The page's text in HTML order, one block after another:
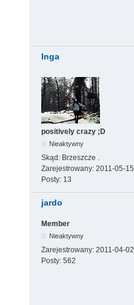
Inga
positively crazy ;D
Nieaktywny
Skąd: Brzeszcze .
Zarejestrowany: 2011-05-15
Posty: 13
jardo
Member
Nieaktywny
Zarejestrowany: 2011-04-02
Posty: 562